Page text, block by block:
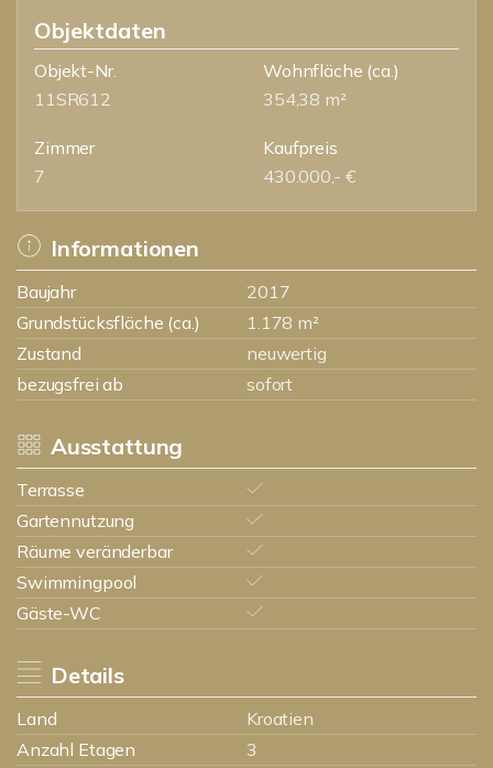
Objektdaten
Objekt-Nr.
11SR612
Wohnfläche (ca.)
354,38 m²
Zimmer
7
Kaufpreis
430.000,- €
Informationen
Baujahr
2017
Grundstücksfläche (ca.)
1.178 m²
Zustand
neuwertig
bezugsfrei ab
sofort
Ausstattung
Terrasse
Gartennutzung
Räume veränderbar
Swimmingpool
Gäste-WC
Details
Land
Kroatien
Anzahl Etagen
3